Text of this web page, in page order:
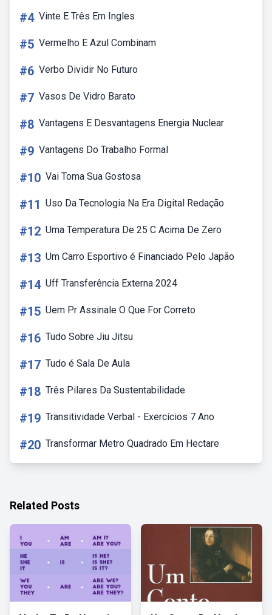
#4 Vinte E Três Em Ingles
#5 Vermelho E Azul Combinam
#6 Verbo Dividir No Futuro
#7 Vasos De Vidro Barato
#8 Vantagens E Desvantagens Energia Nuclear
#9 Vantagens Do Trabalho Formal
#10 Vai Toma Sua Gostosa
#11 Uso Da Tecnologia Na Era Digital Redação
#12 Uma Temperatura De 25 C Acima De Zero
#13 Um Carro Esportivo é Financiado Pelo Japão
#14 Uff Transferência Externa 2024
#15 Uem Pr Assinale O Que For Correto
#16 Tudo Sobre Jiu Jitsu
#17 Tudo é Sala De Aula
#18 Três Pilares Da Sustentabilidade
#19 Transitividade Verbal - Exercícios 7 Ano
#20 Transformar Metro Quadrado Em Hectare
Related Posts